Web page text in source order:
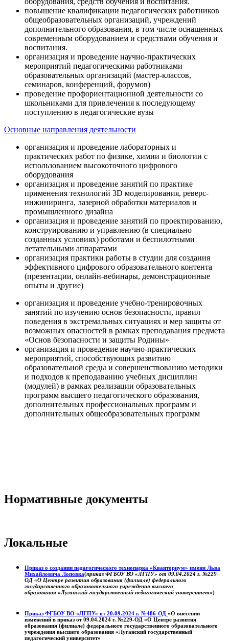
повышение квалификации педагогических работников
общеобразовательных организаций, учреждений
дополнительного образования, в том числе оснащенных
современным оборудованием и средствами обучения и
воспитания.
организация и проведение научно-практических
мероприятий педагогическими работниками
образовательных организаций (мастер-классов,
семинаров, конференций, форумов)
проведение профориентационной деятельности со
школьниками для привлечения к последующему
поступлению в педагогические вузы
Основные направления деятельности
организация и проведение лабораторных и
практических работ по физике, химии и биологии с
использованием высокоточного цифрового
оборудования
организация и проведение занятий по практике
применения технологий 3D моделирования, реверс-
инжиниринга, лазерной обработки материалов и
промышленного дизайна
организация и проведение занятий по проектированию,
конструированию и управлению (в специально
созданных условиях) роботами и беспилотными
летательными аппаратами
организация практики работы в студии для создания
эффективного цифрового образовательного контента
(презентации, онлайн-вебинары, демонстрационные
опыты и другие)
организация и проведение учебно-тренировочных
занятий по изучению основ безопасности, правил
поведения в экстремальных ситуациях и мер защиты от
возможных опасностей в рамках преподавания предмета
«Основ безопасности и защиты Родины»
организация и проведение научно-практических
мероприятий, способствующих развитию
образовательной среды и совершенствованию методики
и подходов к преподаванию учебных дисциплин
(модулей) в рамках реализации образовательных
программ высшего педагогического образования,
дополнительных профессиональных программ и
дополнительных общеобразовательных программ
Нормативные документы
Локальные
Приказ о создании педагогического технопарка «Кванториум» имени Льва
Михайловича Лоповка(приказ ФГБОУ ВО «ЛГПУ» от 09.04.2024 г. №229-
ОД «О Центре развития образования (филиале) федерального
государственного образовательного учреждения высшего
образования «Луганский государственный педагогический университет»)
Приказ ФГБОУ ВО «ЛГПУ» от 20.09.2024 г. №486-ОД «О внесении
изменений в приказ от 09.04.2024 г. №229-ОД «О Центре развития
образования (филиале) федерального государственного образовательного
учреждения высшего образования «Луганский государственный
педагогический университет»